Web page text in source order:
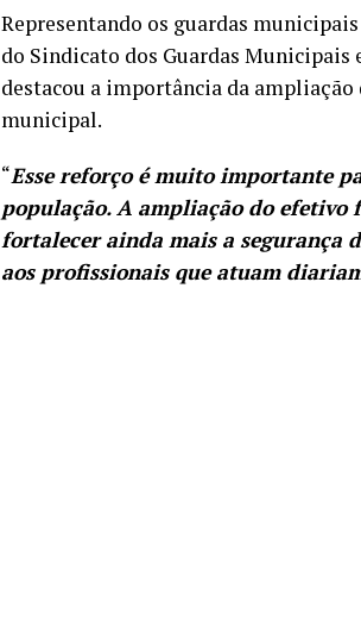
Representando os guardas
do Sindicato dos Guardas
destacou a importância da
municipal.
“Esse reforço é muito importante
população. A ampliação do efetivo
fortalecer ainda mais a segurança
aos profissionais que atuam